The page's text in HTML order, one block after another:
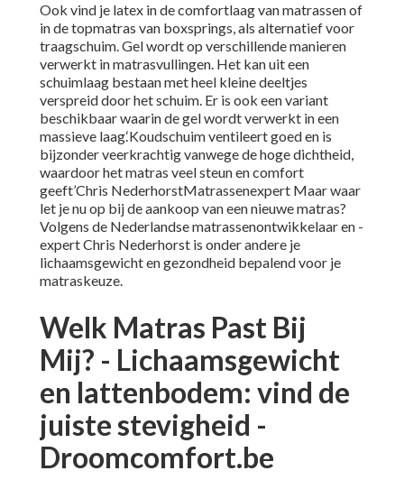
Ook vind je latex in de comfortlaag van matrassen of
in de topmatras van boxsprings, als alternatief voor
traagschuim. Gel wordt op verschillende manieren
verwerkt in matrasvullingen. Het kan uit een
schuimlaag bestaan met heel kleine deeltjes
verspreid door het schuim. Er is ook een variant
beschikbaar waarin de gel wordt verwerkt in een
massieve laag.‘Koudschuim ventileert goed en is
bijzonder veerkrachtig vanwege de hoge dichtheid,
waardoor het matras veel steun en comfort
geeft’Chris NederhorstMatrassenexpert Maar waar
let je nu op bij de aankoop van een nieuwe matras?
Volgens de Nederlandse matrassenontwikkelaar en -
expert Chris Nederhorst is onder andere je
lichaamsgewicht en gezondheid bepalend voor je
matraskeuze.
Welk Matras Past Bij
Mij? - Lichaamsgewicht
en lattenbodem: vind de
juiste stevigheid -
Droomcomfort.be